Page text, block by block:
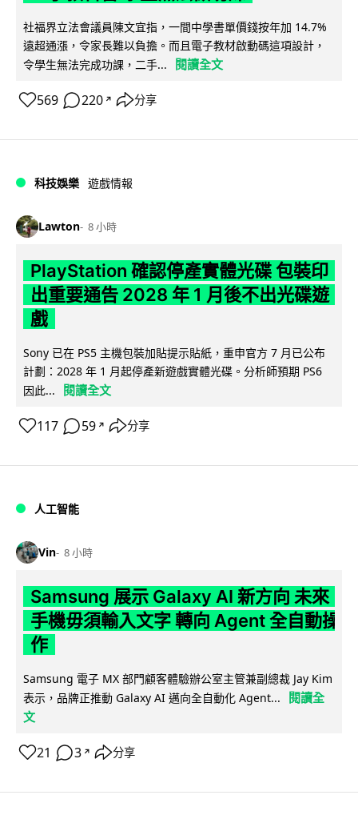
社福界立法會議員陳文宜指，一間中學書單價錢按年加 14.7%
遠超通漲，令家長難以負擔。而且電子教材啟動碼這項設計，
令學生無法完成功課，二手...
閱讀全文
569 220 ↗ 分享
科技娛樂 遊戲情報
Lawton 8 小時
PlayStation 確認停產實體光碟 包裝印
出重要通告 2028 年 1 月後不出光碟遊
戲
Sony 已在 PS5 主機包裝加貼提示貼紙，重申官方 7 月已公布
計劃：2028 年 1 月起停產新遊戲實體光碟。分析師預期 PS6
因此...
閱讀全文
117 59 ↗ 分享
人工智能
Vin 8 小時
Samsung 展示 Galaxy AI 新方向 未來
手機毋須輸入文字 轉向 Agent 全自動操
作
Samsung 電子 MX 部門顧客體驗辦公室主管兼副總裁 Jay Kim
表示，品牌正推動 Galaxy AI 邁向全自動化 Agent...
閱讀全
文
21 3 ↗ 分享